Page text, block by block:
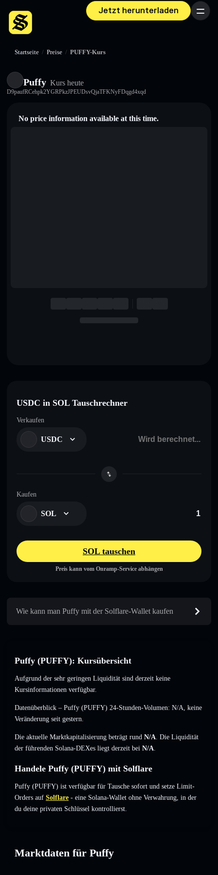
Jetzt herunterladen Menü
Startseite / Preise / PUFFY-Kurs
Puffy Kurs heute
D9paufRCehpk2YGRPkzJPEUDsvQjaTFKNyFDqgd4xqd
No price information available at this time.
USDC in SOL Tauschrechner
Verkaufen
USDC
Kaufen
SOL
SOL tauschen
Preis kann vom Onramp-Service abhängen
Wie kann man Puffy mit der Solflare-Wallet kaufen
Puffy (PUFFY): Kursübersicht
Aufgrund der sehr geringen Liquidität sind derzeit keine
Kursinformationen verfügbar.
Datenüberblick – Puffy (PUFFY) 24-Stunden-Volumen: N/A, keine
Veränderung seit gestern.
Die aktuelle Marktkapitalisierung beträgt rund N/A. Die Liquidität
der führenden Solana-DEXes liegt derzeit bei N/A.
Handele Puffy (PUFFY) mit Solflare
Puffy (PUFFY) ist verfügbar für Tausche sofort und setze Limit-
Orders auf Solflare - eine Solana-Wallet ohne Verwahrung, in der
du deine privaten Schlüssel kontrollierst.
Marktdaten für Puffy